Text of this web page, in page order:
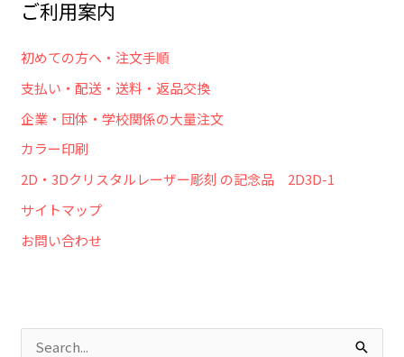
ご利用案内
初めての方へ・注文手順
支払い・配送・送料・返品交換
企業・団体・学校関係の大量注文
カラー印刷
2D・3Dクリスタルレーザー彫刻 の記念品 2D3D-1
サイトマップ
お問い合わせ